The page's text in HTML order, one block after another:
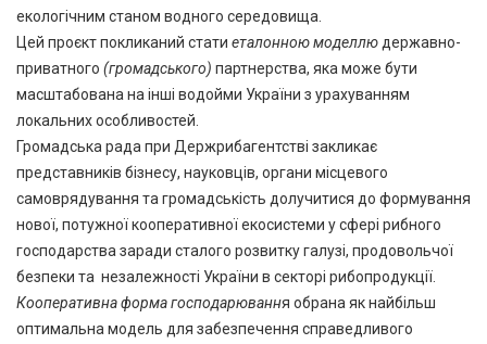
екологічним станом водного середовища.
Цей проєкт покликаний стати еталонною моделлю державно-
приватного (громадського) партнерства, яка може бути
масштабована на інші водойми України з урахуванням
локальних особливостей.
Громадська рада при Держрибагентстві закликає
представників бізнесу, науковців, органи місцевого
самоврядування та громадськість долучитися до формування
нової, потужної кооперативної екосистеми у сфері рибного
господарства заради сталого розвитку галузі, продовольчої
безпеки та незалежності України в секторі рибопродукції.
Кооперативна форма господарювання обрана як найбільш
оптимальна модель для забезпечення справедливого